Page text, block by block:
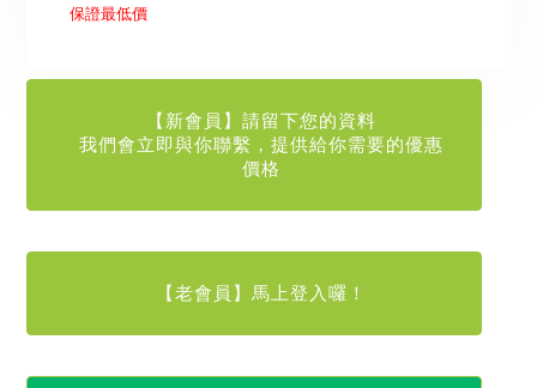
保證最低價
【新會員】請留下您的資料
我們會立即與你聯繫，提供給你需要的優惠
價格
【老會員】馬上登入囉！